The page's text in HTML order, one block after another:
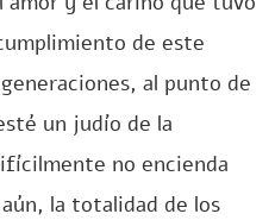
de este
al punto de
un judío de la
no encienda
la totalidad de los